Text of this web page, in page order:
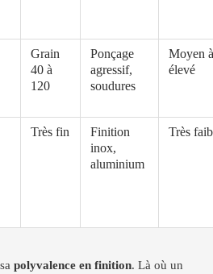
Grain
40 à
120
Ponçage
agressif,
soudures
Moyen à
élevé
Très fin
Finition
inox,
aluminium
Très
polyvalence en finition. Là où un